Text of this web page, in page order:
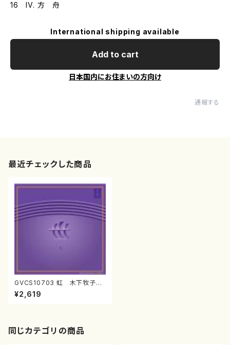
16 IV. 方 舟
International shipping available
Add to cart
日本国内にお住まいの方向け
通報する
最近チェックした商品
GVCS10703 虹 木下牧子
男声合唱作品集II(男声合唱/木
下牧子/CD)
¥2,619
同じカテゴリの商品